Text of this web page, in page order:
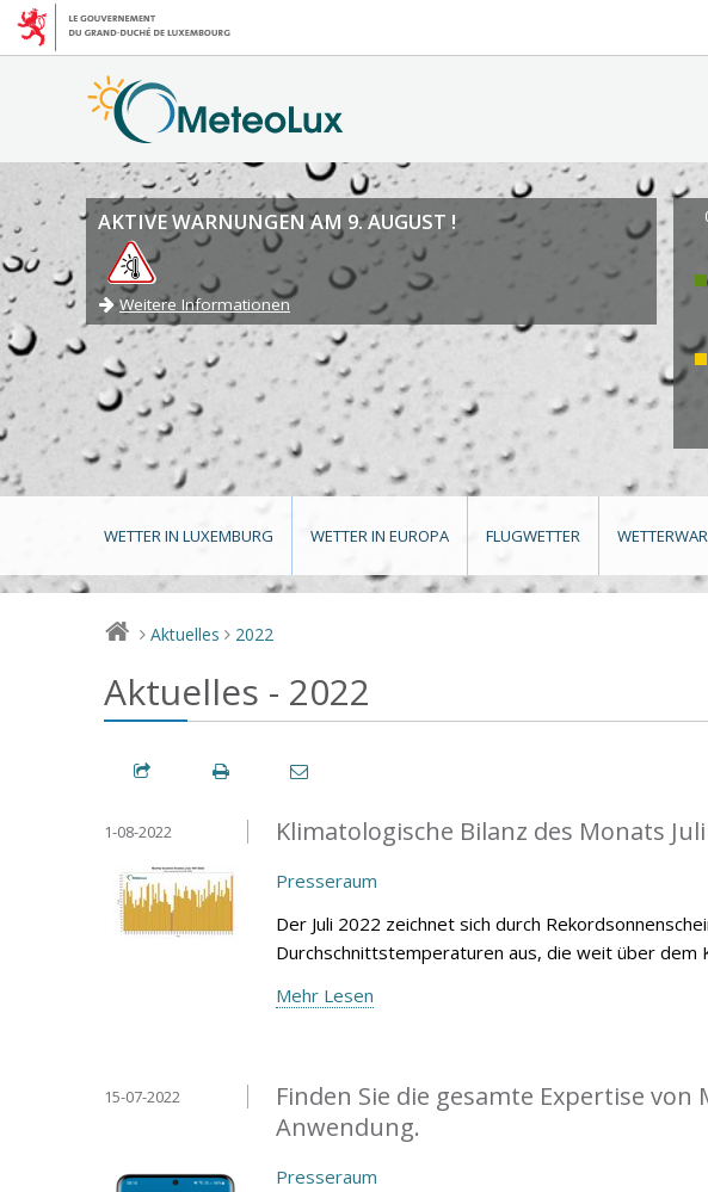
AKTIVE WARNUNGEN AM 9. AUGUST !
Weitere Informationen
WETTER IN LUXEMBURG WETTER IN EUROPA FLUGWETTER
> Aktuelles > 2022
Aktuelles - 2022
Klimatologische Bilanz des Monats
1-08-2022
Presseraum
Der Juli 2022 zeichnet sich durch
Durchschnittstemperaturen aus, die weit über dem
Mehr Lesen
Finden Sie die gesamte Expertise
Anwendung.
15-07-2022
Presseraum